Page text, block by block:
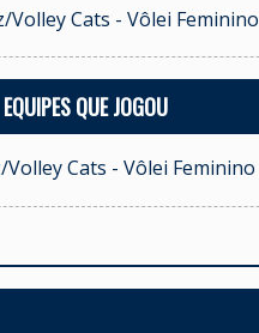
Volley Cats - Vôlei Feminino
EQUIPES QUE JOGOU
Volley Cats - Vôlei Feminino